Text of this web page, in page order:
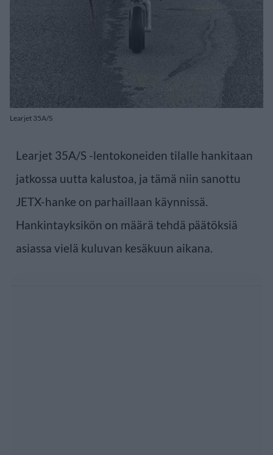
Learjet 35A/S
Learjet 35A/S -lentokoneiden tilalle hankitaan
jatkossa uutta kalustoa, ja tämä niin sanottu
JETX-hanke on parhaillaan käynnissä.
Hankintayksikön on määrä tehdä päätöksiä
asiassa vielä kuluvan kesäkuun aikana.